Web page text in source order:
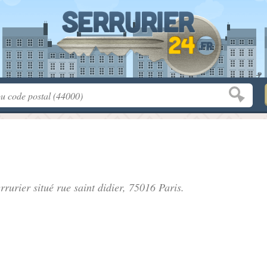
situé rue saint didier, 75016 Paris.